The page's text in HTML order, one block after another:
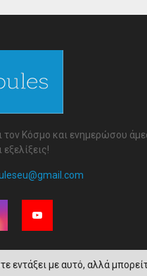
Κόσμο και ενημερώσου
με αυτό, αλλά